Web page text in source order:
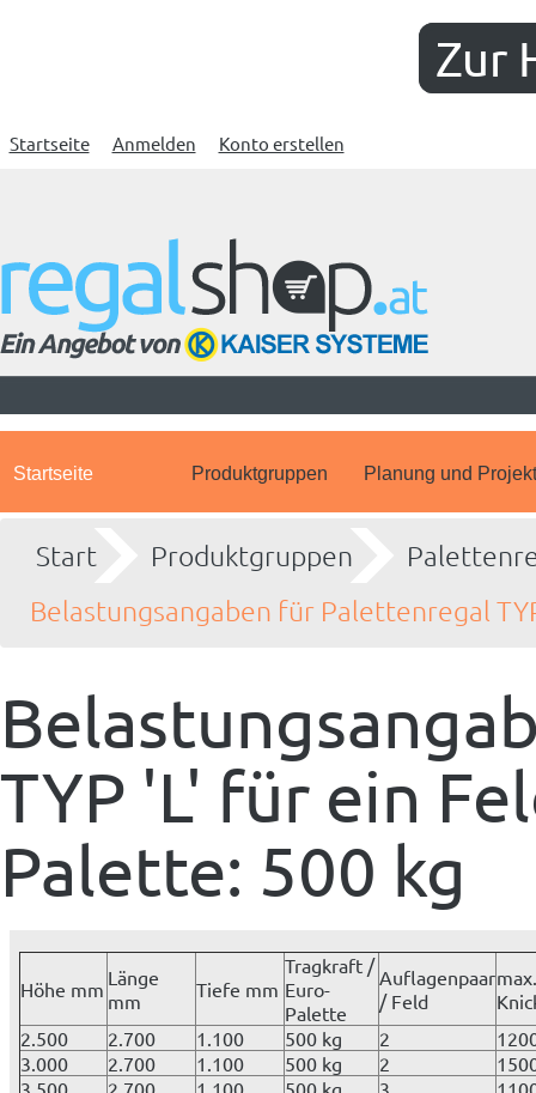
Zur
Startseite Anmelden Konto erstellen
Startseite Produktgruppen Planung und
Start Produktgruppen
Belastungsangaben für Palettenregal
TYP 'L' für ein
Palette: 500 kg
Höhe mm Länge
mm
Tiefe mm
Tragkraft /
Euro-
Palette
Auflagenpaar
/ Feld
max.
2.500
2.700 1.100 500 kg 2
3.000
2.700 1.100 500 kg 2
3.500
2.700 1.100 500 kg 3